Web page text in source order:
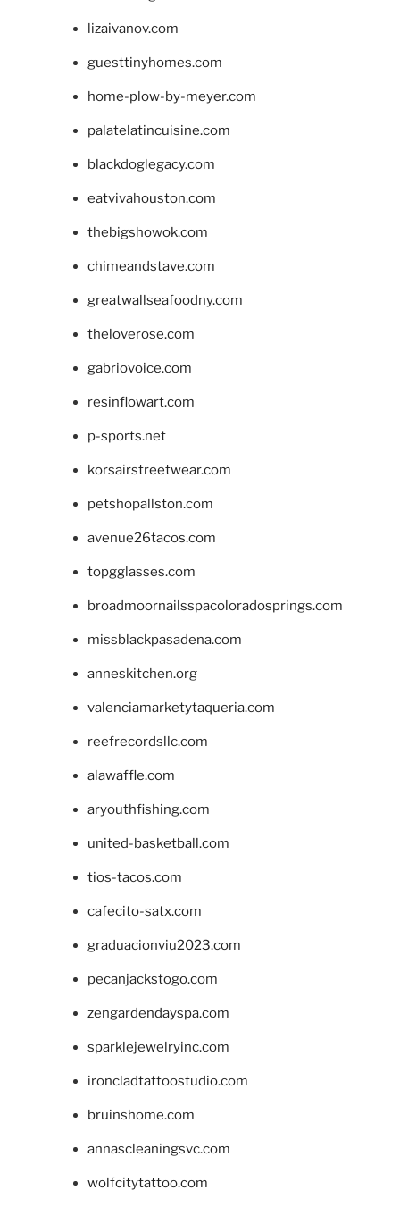
lizaivanov.com
guesttinyhomes.com
home-plow-by-meyer.com
palatelatincuisine.com
blackdoglegacy.com
eatvivahouston.com
thebigshowok.com
chimeandstave.com
greatwallseafoodny.com
theloverose.com
gabriovoice.com
resinflowart.com
p-sports.net
korsairstreetwear.com
petshopallston.com
avenue26tacos.com
topgglasses.com
broadmoornailsspacoloradosprings.com
missblackpasadena.com
anneskitchen.org
valenciamarketytaqueria.com
reefrecordsllc.com
alawaffle.com
aryouthfishing.com
united-basketball.com
tios-tacos.com
cafecito-satx.com
graduacionviu2023.com
pecanjackstogo.com
zengardendayspa.com
sparklejewelryinc.com
ironcladtattoostudio.com
bruinshome.com
annascleaningsvc.com
wolfcitytattoo.com